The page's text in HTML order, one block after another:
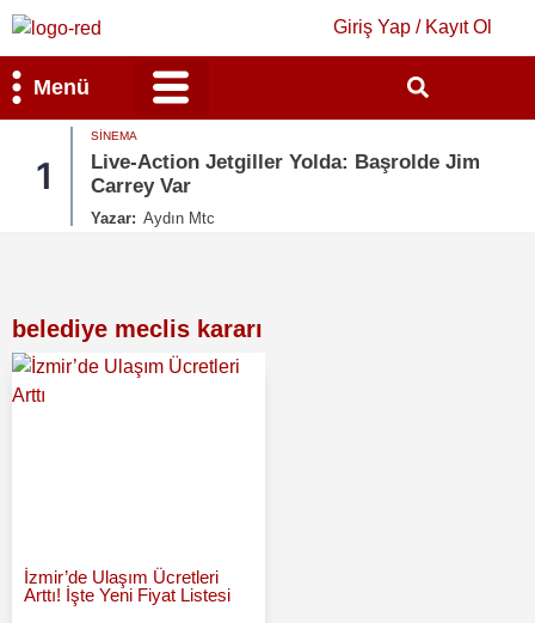
Giriş Yap / Kayıt Ol
Menü
1
SINEMA
Live-Action Jetgiller Yolda: Başrolde Jim
Carrey Var
Yazar: Aydın Mtc
belediye meclis kararı
İzmir’de Ulaşım Ücretleri
Arttı! İşte Yeni Fiyat Listesi